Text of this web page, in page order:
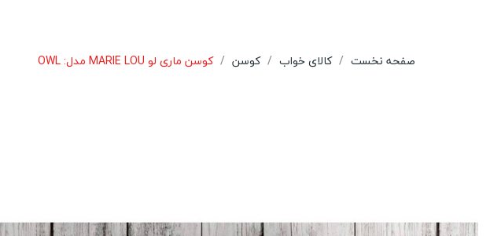
صفحه نخست کالای خواب کوسن کوسن ماری لو MARIE LOU مدل: OWL